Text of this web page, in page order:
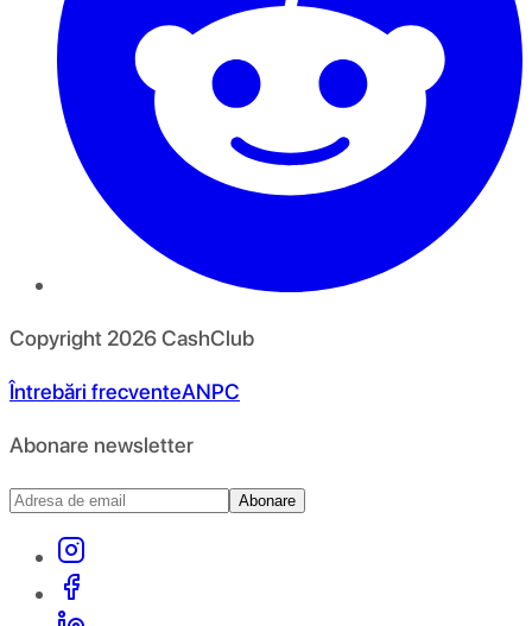
Copyright 2026CashClub
Întrebări frecventeANPC
Abonare newsletter
Abonare